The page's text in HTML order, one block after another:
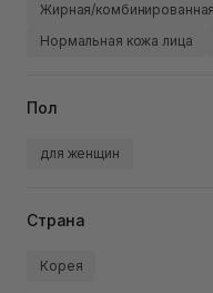
Жирная/
Нормальная кожа лица
Пол
для женщин
Страна
Корея